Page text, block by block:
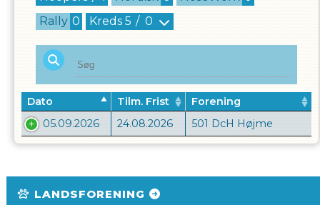
Rally 0 Kreds 5 / 0
Dato Tilm. Frist
Forening
05.09.2026
24.08.2026 501 DcH Højme
LANDSFORENING